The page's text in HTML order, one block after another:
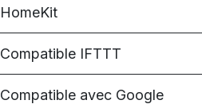
HomeKit
Compatible IFTTT
Compatible avec Google